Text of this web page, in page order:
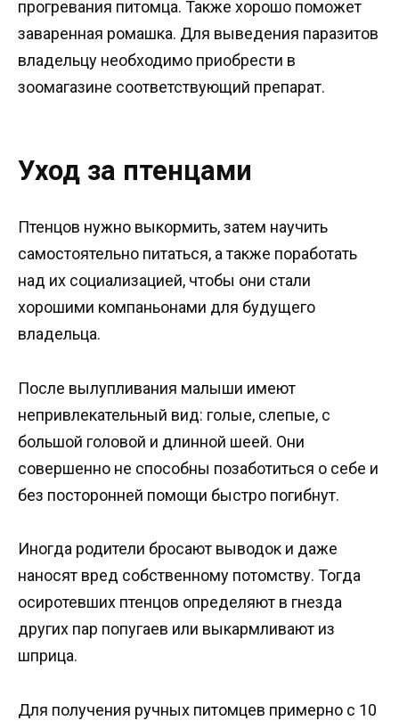
прогревания питомца. Также хорошо поможет
заваренная ромашка. Для выведения паразитов
владельцу необходимо приобрести в
зоомагазине соответствующий препарат.
Уход за птенцами
Птенцов нужно выкормить, затем научить
самостоятельно питаться, а также поработать
над их социализацией, чтобы они стали
хорошими компаньонами для будущего
владельца.
После вылупливания малыши имеют
непривлекательный вид: голые, слепые, с
большой головой и длинной шеей. Они
совершенно не способны позаботиться о себе и
без посторонней помощи быстро погибнут.
Иногда родители бросают выводок и даже
наносят вред собственному потомству. Тогда
осиротевших птенцов определяют в гнезда
других пар попугаев или выкармливают из
шприца.
Для получения ручных питомцев примерно с 10